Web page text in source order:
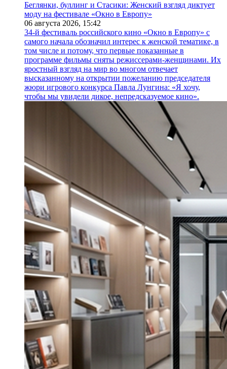
Беглянки, буллинг и Стасики: Женский взгляд диктует
моду на фестивале «Окно в Европу»
06 августа 2026, 15:42
34-й фестиваль российского кино «Окно в Европу» с
самого начала обозначил интерес к женской тематике, в
том числе и потому, что первые показанные в
программе фильмы сняты режиссерами-женщинами. Их
яростный взгляд на мир во многом отвечает
высказанному на открытии пожеланию председателя
жюри игрового конкурса Павла Лунгина: «Я хочу,
чтобы мы увидели дикое, непредсказуемое кино».